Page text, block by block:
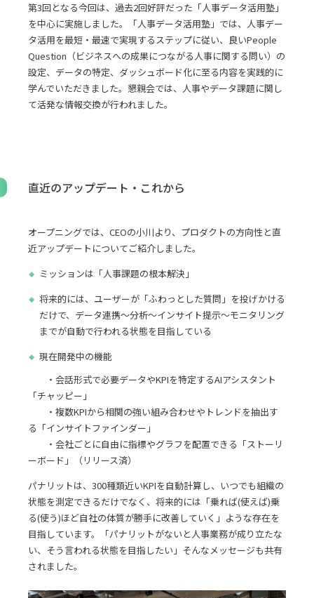
第3回となる今回は、過去2回好評だった「人事データ活用塾」
を中心に実施しました。「人事データ活用塾」では、人事デー
タ活用を最短・最速で実現するステップに従い、良いPeople
Question（ビジネスへの成果につながる人事に関する問い）の
設定、データの特定、ダッシュボード化に至る内容を実践的に
学んでいただきました。懇親会では、人事やデータ課題に関し
て活発な情報交換が行われました。
直近のアップデート・これから
オープニングでは、CEOの小川より、プロダクトの方向性と直
近アップデートについてご紹介しました。
ミッションは「人事課題の根本解決」
将来的には、ユーザーが「ふわっとした質問」を投げかける
だけで、データ連携〜分析〜インサイト提示〜モニタリング
までが自動で行われる状態を目指している
現在開発中の機能
・会話形式で必要データやKPIを特定するAIアシスタント
「チャッピー」
・複数KPIから相関の強い組み合わせやトレンドを抽出す
る「インサイトファインダー」
・会社ごとに自由に指標やグラフを配置できる「ストーリ
ーボード」（リリース済）
パナリットは、300種類近いKPIを自動計算し、いつでも組織の
状態を測定できるだけでなく、将来的には「乗れば(使えば)乗
る(使う)ほど自社の体質が勝手に改善していく」ような存在を
目指しています。「パナリットがないと人事業務が成り立たな
い、そう言われる状態を目指したい」そんなメッセージも共有
されました。